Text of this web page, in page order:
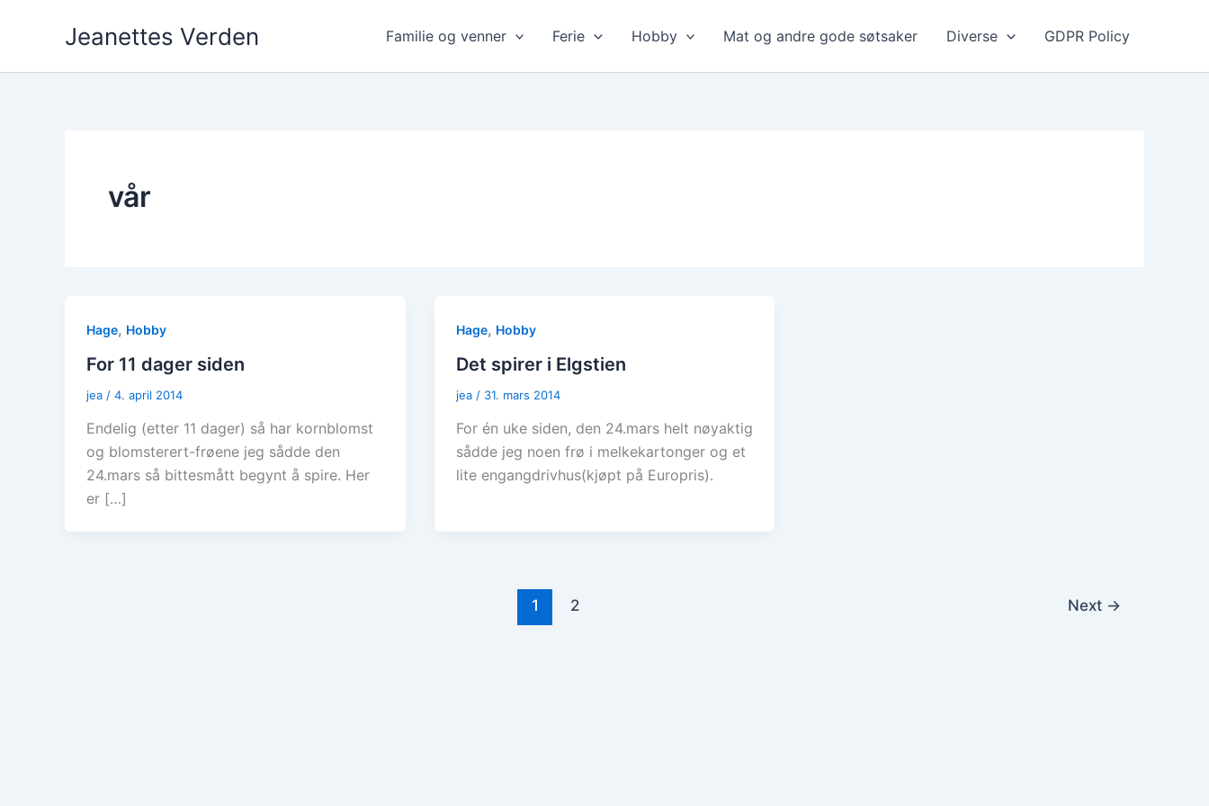
Jeanettes Verden Familie og venner Ferie Hobby Mat og andre gode søtsaker Diverse GDPR Policy
vår
Hage, Hobby
For 11 dager siden
jea / 4. april 2014
Endelig (etter 11 dager) så har kornblomst
og blomsterert-frøene jeg sådde den
24.mars så bittesmått begynt å spire. Her
er […]
Hage, Hobby
Det spirer i Elgstien
jea / 31. mars 2014
For én uke siden, den 24.mars helt nøyaktig
sådde jeg noen frø i melkekartonger og et
lite engangdrivhus(kjøpt på Europris).
1 2 Next →